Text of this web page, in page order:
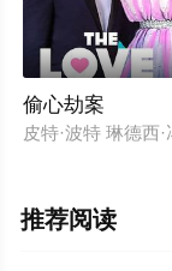
偷心劫案
皮特·波特 琳德西
推荐阅读